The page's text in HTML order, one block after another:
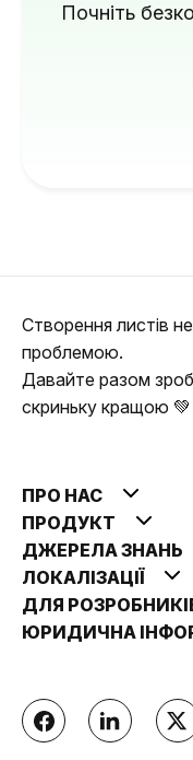
Почніть
Створення листів
проблемою.
Давайте разом
скриньку кращою 💚
ПРО НАС
ПРОДУКТ
ДЖЕРЕЛА ЗНАНЬ
ЛОКАЛІЗАЦІЇ
ДЛЯ
ЮРИДИЧНА